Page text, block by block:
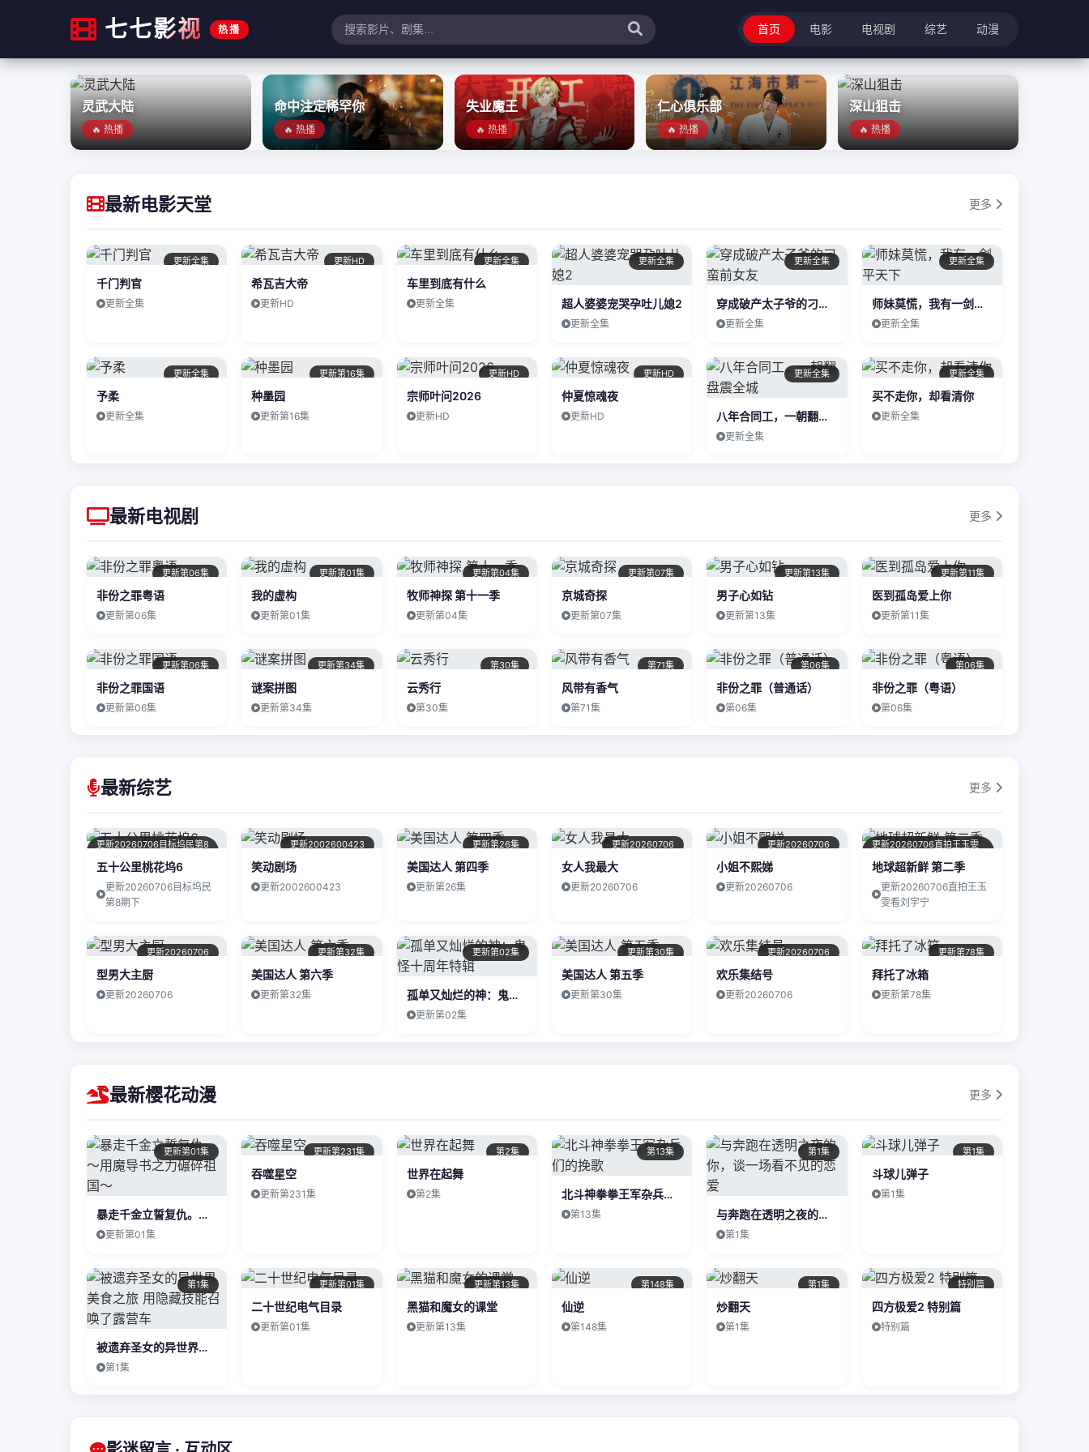
七七影视 热播 首页 电影 电视剧 综艺 动漫
灵武大陆
🔥 热播
命中注定稀罕你
🔥 热播
失业魔王
🔥 热播
仁心俱乐部
🔥 热播
深山狙击
🔥 热播
最新电影天堂 更多
更新全集
千门判官
更新全集
更新HD
希瓦吉大帝
更新HD
更新全集
车里到底有什么
更新全集
更新全集
超人婆婆宠哭孕吐儿媳2
更新全集
更新全集
穿成破产太子爷的刁蛮前女友
更新全集
更新全集
师妹莫慌，我有一剑平天下
更新全集
更新全集
予柔
更新全集
更新第16集
种墨园
更新第16集
更新HD
宗师叶问2026
更新HD
更新HD
仲夏惊魂夜
更新HD
更新全集
八年合同工，一朝翻盘震全城
更新全集
更新全集
买不走你，却看清你
更新全集
最新电视剧 更多
更新第06集
非份之罪粤语
更新第06集
更新第01集
我的虚构
更新第01集
更新第04集
牧师神探 第十一季
更新第04集
更新第07集
京城奇探
更新第07集
更新第13集
男子心如钻
更新第13集
更新第11集
医到孤岛爱上你
更新第11集
更新第06集
非份之罪国语
更新第06集
更新第34集
谜案拼图
更新第34集
第30集
云秀行
第30集
第71集
风带有香气
第71集
第06集
非份之罪（普通话）
第06集
第06集
非份之罪（粤语）
第06集
最新综艺 更多
更新20260706目标坞民第8
期下
五十公里桃花坞6
更新20260706目标坞民
第8期下
更新2002600423
笑动剧场
更新2002600423
更新第26集
美国达人 第四季
更新第26集
更新20260706
女人我最大
更新20260706
更新20260706
小姐不熙娣
更新20260706
更新20260706直拍王玉雯
看刘宇宁
地球超新鲜 第二季
更新20260706直拍王玉
雯看刘宇宁
更新20260706
型男大主厨
更新20260706
更新第32集
美国达人 第六季
更新第32集
更新第02集
孤单又灿烂的神：鬼怪十周年特辑
更新第02集
更新第30集
美国达人 第五季
更新第30集
更新20260706
欢乐集结号
更新20260706
更新第78集
拜托了冰箱
更新第78集
最新樱花动漫 更多
更新第01集
暴走千金立誓复仇。～用魔导书之力碾碎祖国～
更新第01集
更新第231集
吞噬星空
更新第231集
第2集
世界在起舞
第2集
第13集
北斗神拳拳王军杂兵们的挽歌
第13集
第1集
与奔跑在透明之夜的你，谈一场看不见的恋爱
第1集
第1集
斗球儿弹子
第1集
第1集
被遗弃圣女的异世界美食之旅 用隐藏技能召唤了露营车
第1集
更新第01集
二十世纪电气目录
更新第01集
更新第13集
黑猫和魔女的课堂
更新第13集
第148集
仙逆
第148集
第1集
炒翻天
第1集
特别篇
四方极爱2 特别篇
特别篇